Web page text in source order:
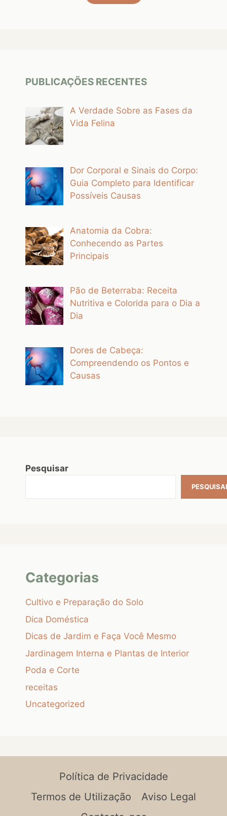
PUBLICAÇÕES RECENTES
A Verdade Sobre as Fases da
Vida Felina
Dor Corporal e Sinais do Corpo:
Guia Completo para Identificar
Possíveis Causas
Anatomia da Cobra:
Conhecendo as Partes
Principais
Pão de Beterraba: Receita
Nutritiva e Colorida para o Dia a
Dia
Dores de Cabeça:
Compreendendo os Pontos e
Causas
Pesquisar
Categorias
Cultivo e Preparação do Solo
Dica Doméstica
Dicas de Jardim e Faça Você Mesmo
Jardinagem Interna e Plantas de Interior
Poda e Corte
receitas
Uncategorized
Política de Privacidade
Termos de Utilização
Aviso Legal